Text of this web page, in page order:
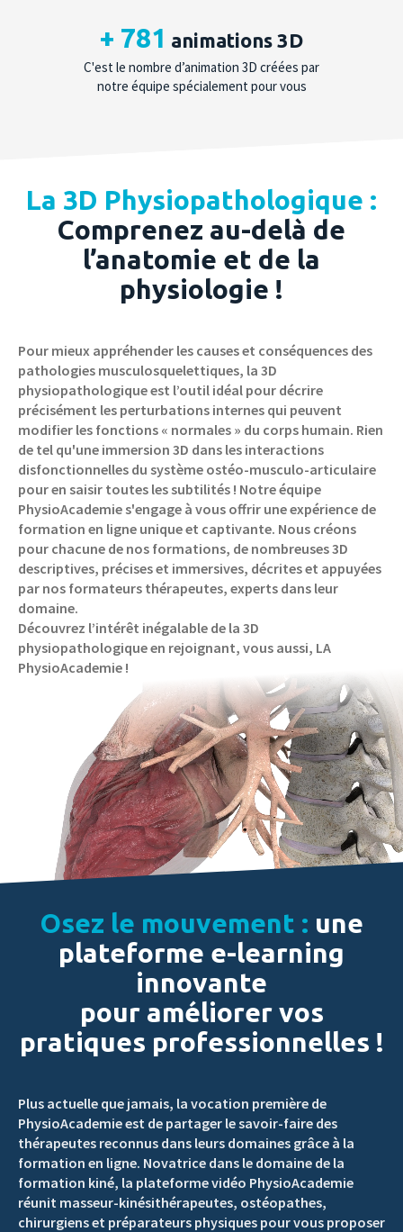
+ 781 animations 3D
C'est le nombre d’animation 3D créées par
notre équipe spécialement pour vous
La 3D Physiopathologique :
Comprenez au-delà de
l’anatomie et de la
physiologie !
Pour mieux appréhender les causes et conséquences des
pathologies musculosquelettiques, la 3D
physiopathologique est l’outil idéal pour décrire
précisément les perturbations internes qui peuvent
modifier les fonctions « normales » du corps humain. Rien
de tel qu'une immersion 3D dans les interactions
disfonctionnelles du système ostéo-musculo-articulaire
pour en saisir toutes les subtilités ! Notre équipe
PhysioAcademie s'engage à vous offrir une expérience de
formation en ligne unique et captivante. Nous créons
pour chacune de nos formations, de nombreuses 3D
descriptives, précises et immersives, décrites et appuyées
par nos formateurs thérapeutes, experts dans leur
domaine.
Découvrez l’intérêt inégalable de la 3D
physiopathologique en rejoignant, vous aussi, LA
PhysioAcademie !
Osez le mouvement : une
plateforme e-learning
innovante
pour améliorer vos
pratiques professionnelles !
Plus actuelle que jamais, la vocation première de
PhysioAcademie est de partager le savoir-faire des
thérapeutes reconnus dans leurs domaines grâce à la
formation en ligne. Novatrice dans le domaine de la
formation kiné, la plateforme vidéo PhysioAcademie
réunit masseur-kinésithérapeutes, ostéopathes,
chirurgiens et préparateurs physiques pour vous proposer